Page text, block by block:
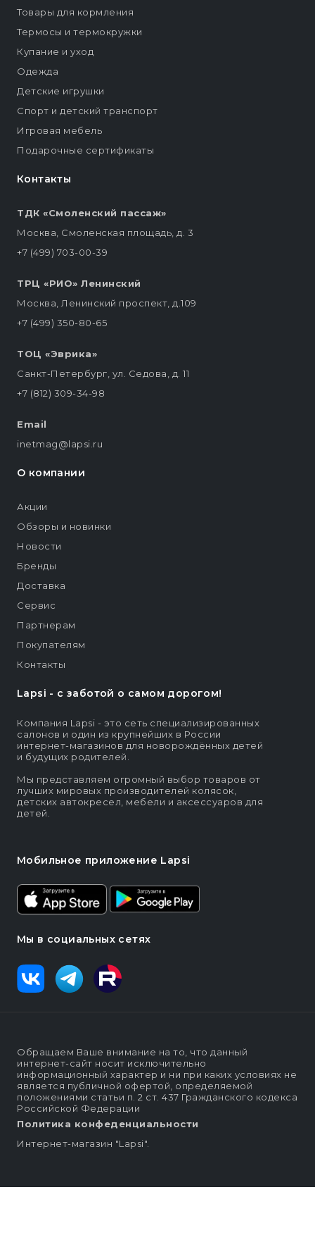
Lapsi - c заботой о самом дорогом!
Компания Lapsi - это сеть специализированных
салонов и один из крупнейших в России
интернет-магазинов для новорождённых детей
и будущих родителей.
Мы представляем огромный выбор товаров от
лучших мировых производителей колясок,
детских автокресел, мебели и аксессуаров для
детей.
Мобильное приложение Lapsi
Мы в социальных сетях
Контакты
ТДК «Смоленский пассаж»
Москва, Смоленская площадь, д. 3
+7 (499) 703-00-39
ТРЦ «РИО» Ленинский
Москва, Ленинский проспект, д.109
+7 (499) 350-80-65
ТОЦ «Эврика»
Санкт-Петербург, ул. Седова, д. 11
+7 (812) 309-34-98
Email
inetmag@lapsi.ru
Товары для кормления
Термосы и термокружки
Купание и уход
Одежда
Детские игрушки
Спорт и детский транспорт
Игровая мебель
Подарочные сертификаты
О компании
Акции
Обзоры и новинки
Новости
Бренды
Доставка
Сервис
Партнерам
Покупателям
Контакты
Обращаем Ваше внимание на то, что данный
интернет-сайт носит исключительно
информационный характер и ни при каких условиях не
является публичной офертой, определяемой
положениями статьи п. 2 ст. 437 Гражданского кодекса
Российской Федерации
Политика конфеденциальности
Интернет-магазин "Lapsi".